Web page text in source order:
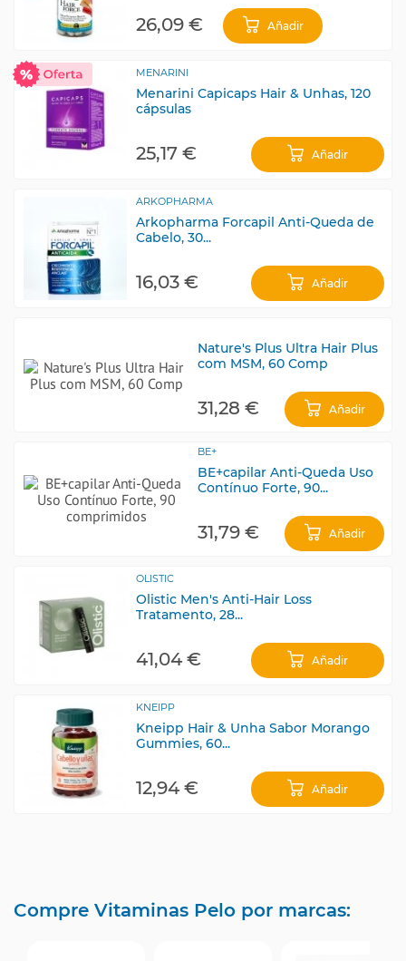
26,09 € Añadir
MENARINI
Menarini Capicaps Hair & Unhas, 120
cápsulas
25,17 € Añadir
ARKOPHARMA
Arkopharma Forcapil Anti-Queda de
Cabelo, 30...
16,03 € Añadir
Nature's Plus Ultra Hair Plus
com MSM, 60 Comp
31,28 € Añadir
BE+
BE+capilar Anti-Queda Uso
Contínuo Forte, 90...
31,79 € Añadir
OLISTIC
Olistic Men's Anti-Hair Loss
Tratamento, 28...
41,04 € Añadir
KNEIPP
Kneipp Hair & Unha Sabor Morango
Gummies, 60...
12,94 € Añadir
Compre Vitaminas Pelo por marcas: